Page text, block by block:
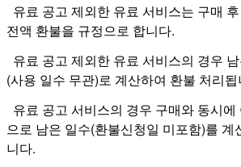
유료 공고 제외한 유료 서비스는 구매
전액 환불을 규정으로 합니다.
유료 공고 제외한 유료 서비스의 경우
(사용 일수 무관)로 계산하여 환불 처리됩
유료 공고 서비스의 경우 구매와 동시에
으로 남은 일수(환불신청일 미포함)를 계
니다.